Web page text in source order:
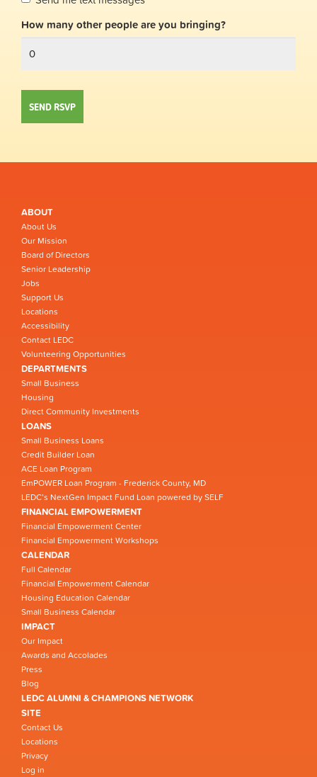
How many other people are you bringing?
ABOUT
About Us
Our Mission
Board of Directors
Senior Leadership
Jobs
Support Us
Locations
Accessibility
Contact LEDC
Volunteering Opportunities
DEPARTMENTS
Small Business
Housing
Direct Community Investments
LOANS
Small Business Loans
Credit Builder Loan
ACE Loan Program
EmPOWER Loan Program - Frederick County, MD
LEDC’s NextGen Impact Fund Loan powered by SELF
FINANCIAL EMPOWERMENT
Financial Empowerment Center
Financial Empowerment Workshops
CALENDAR
Full Calendar
Financial Empowerment Calendar
Housing Education Calendar
Small Business Calendar
IMPACT
Our Impact
Awards and Accolades
Press
Blog
LEDC ALUMNI & CHAMPIONS NETWORK
SITE
Contact Us
Locations
Privacy
Log in